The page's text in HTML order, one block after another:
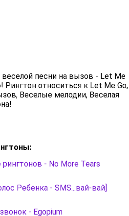
песни на вызов - Let Me
Рингтон относиться к Let Me Go,
Веселые мелодии, Веселая
- No More Tears
Ребенка - SMS...вай-вай]
- Egopium